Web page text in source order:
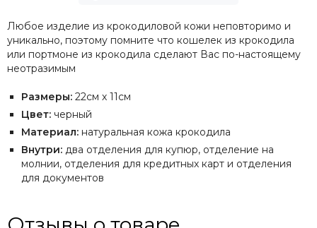
Любое изделие из крокодиловой кожи неповторимо и
уникально, поэтому помните что кошелек из крокодила
или портмоне из крокодила сделают Вас по-настоящему
неотразимым
Размеры: 22см х 11см
Цвет: черный
Материал: натуральная кожа крокодила
Внутри: два отделения для купюр, отделение на
молнии, отделения для кредитных карт и отделения
для документов